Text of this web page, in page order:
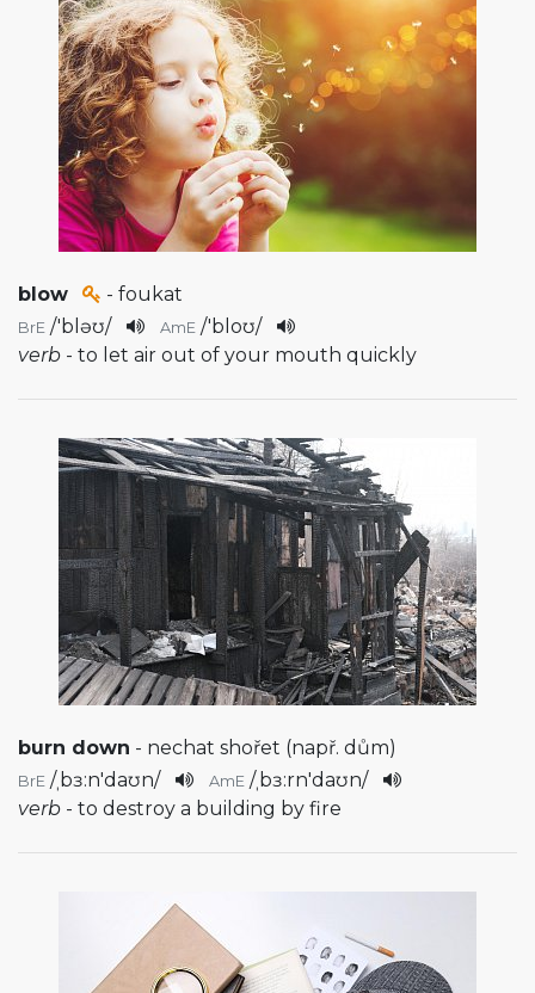
blow - foukat
BrE /'bləʊ/ AmE /'bloʊ/
verb - to let air out of your mouth quickly
burn down - nechat shořet (např. dům)
BrE /ˌbɜ:n'daʊn/ AmE /ˌbɜ:rn'daʊn/
verb - to destroy a building by fire